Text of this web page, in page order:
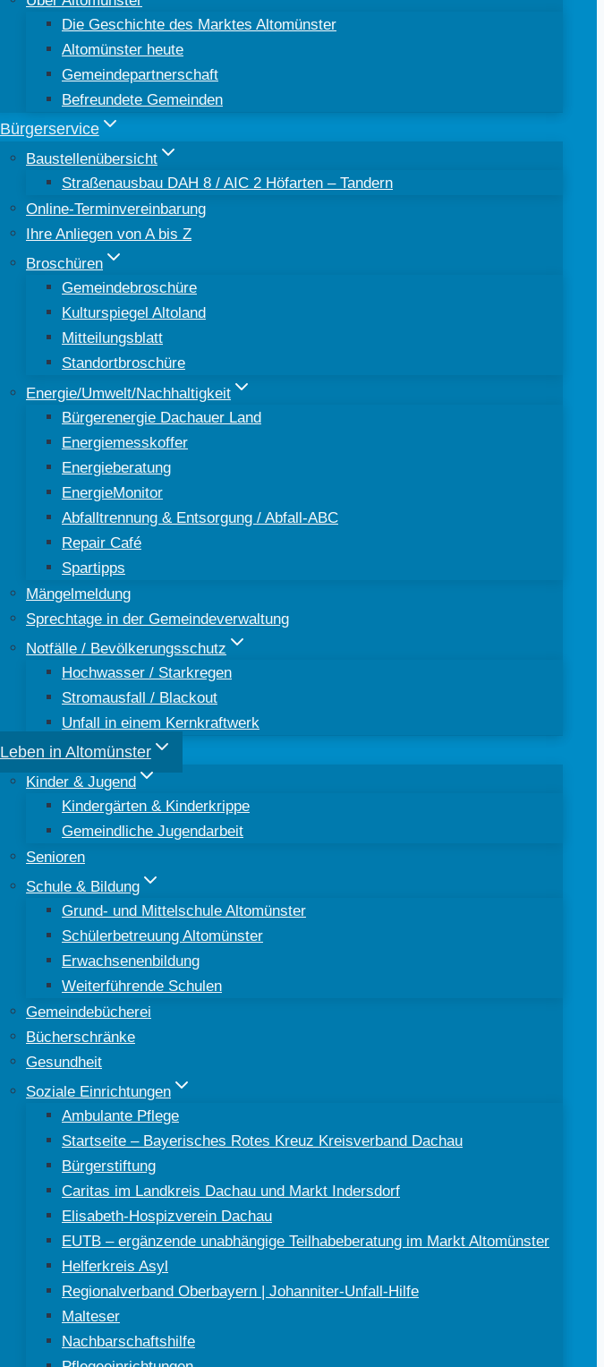
Die Geschichte des Marktes Altomünster
Altomünster heute
Gemeindepartnerschaft
Befreundete Gemeinden
Bürgerservice
Baustellenübersicht
Straßenausbau DAH 8 / AIC 2 Höfarten – Tandern
Online-Terminvereinbarung
Ihre Anliegen von A bis Z
Broschüren
Gemeindebroschüre
Kulturspiegel Altoland
Mitteilungsblatt
Standortbroschüre
Energie/Umwelt/Nachhaltigkeit
Bürgerenergie Dachauer Land
Energiemesskoffer
Energieberatung
EnergieMonitor
Abfalltrennung & Entsorgung / Abfall-ABC
Repair Café
Spartipps
Mängelmeldung
Sprechtage in der Gemeindeverwaltung
Notfälle / Bevölkerungsschutz
Hochwasser / Starkregen
Stromausfall / Blackout
Unfall in einem Kernkraftwerk
Leben in Altomünster
Kinder & Jugend
Kindergärten & Kinderkrippe
Gemeindliche Jugendarbeit
Senioren
Schule & Bildung
Grund- und Mittelschule Altomünster
Schülerbetreuung Altomünster
Erwachsenenbildung
Weiterführende Schulen
Gemeindebücherei
Bücherschränke
Gesundheit
Soziale Einrichtungen
Ambulante Pflege
Startseite – Bayerisches Rotes Kreuz Kreisverband Dachau
Bürgerstiftung
Caritas im Landkreis Dachau und Markt Indersdorf
Elisabeth-Hospizverein Dachau
EUTB – ergänzende unabhängige Teilhabeberatung im Markt Altomünster
Helferkreis Asyl
Regionalverband Oberbayern | Johanniter-Unfall-Hilfe
Malteser
Nachbarschaftshilfe